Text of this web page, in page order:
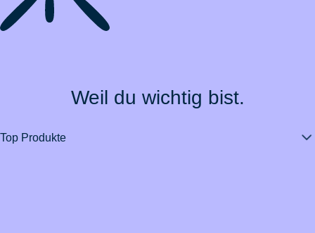
Weil du wichtig bist.
Top Produkte